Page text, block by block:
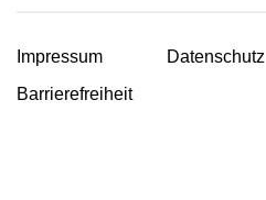
Impressum
Datenschutz
Barrierefreiheit